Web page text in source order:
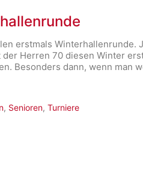
erstmals Winterhallenrunde.
Herren 70 diesen Winter
Besonders dann, wenn man
, Senioren, Turniere